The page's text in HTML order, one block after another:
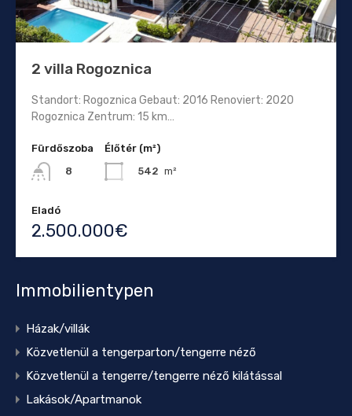
2 villa Rogoznica
Standort: Rogoznica Gebaut: 2016 Renoviert: 2020
Rogoznica Zentrum: 15 km…
Fürdőszoba
8
Élőtér (m²)
542 m²
Eladó
2.500.000€
Immobilientypen
Házak/villák
Közvetlenül a tengerparton/tengerre néző
Közvetlenül a tengerre/tengerre néző kilátással
Lakások/Apartmanok